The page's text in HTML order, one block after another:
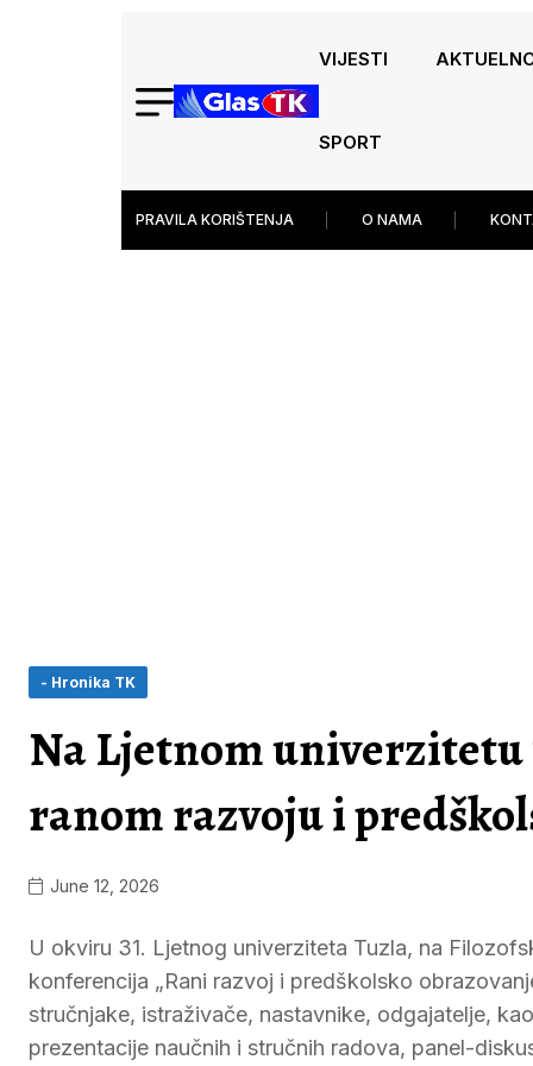
VIJESTI
SPORT
PRAVILA KORIŠTENJA O NAMA
- Hronika TK
Na Ljetnom
ranom razvoju i
June 12, 2026
U okviru 31. Ljetnog univerziteta Tuzla, na
konferencija „Rani razvoj i predškolsko
stručnjake, istraživače, nastavnike, odgajatelje,
prezentacije naučnih i stručnih radova, panel-